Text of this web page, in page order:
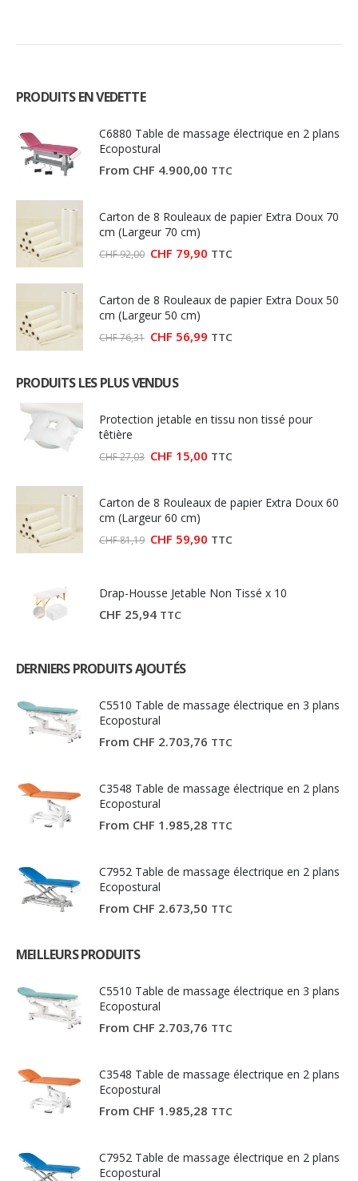
PRODUITS EN VEDETTE
C6880 Table de massage électrique en 2 plans
Ecopostural
From CHF 4.900,00 TTC
Carton de 8 Rouleaux de papier Extra Doux 70
cm (Largeur 70 cm)
CHF92,00 Le
CHF 92,00.
CHF 79,90Le
CHF 79,90.
TTC
Carton de 8 Rouleaux de papier Extra Doux 50
cm (Largeur 50 cm)
CHF76,31 Le
CHF 76,31.
CHF 56,99Le
TTC
PRODUITS LES PLUS VENDUS
Protection jetable en tissu non tissé pour
têtière
CHF27,03 Le
CHF 27,03.
CHF 15,00Le
CHF 15,00.
TTC
Carton de 8 Rouleaux de papier Extra Doux 60
cm (Largeur 60 cm)
CHF81,19 Le
CHF 81,19.
CHF 59,90Le
CHF 59,90.
TTC
Drap-Housse Jetable Non Tissé x 10
CHF 25,94 TTC
DERNIERS PRODUITS AJOUTÉS
C5510 Table de massage électrique en 3 plans
Ecopostural
From CHF 2.703,76 TTC
C3548 Table de massage électrique en 2 plans
Ecopostural
From CHF 1.985,28 TTC
C7952 Table de massage électrique en 2 plans
Ecopostural
From CHF 2.673,50 TTC
MEILLEURS PRODUITS
C5510 Table de massage électrique en 3 plans
Ecopostural
From CHF 2.703,76 TTC
C3548 Table de massage électrique en 2 plans
Ecopostural
From CHF 1.985,28 TTC
C7952 Table de massage électrique en 2 plans
Ecopostural